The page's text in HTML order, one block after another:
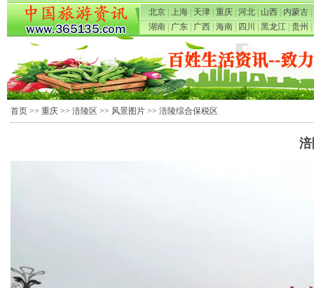
北京 上海 天津 重庆 河北 山西 内蒙古
湖南
广东 广西 海南 四川 黑龙江 贵州
首页 >> 重庆 >> 涪陵区 >> 风景图片 >> 涪陵综合保税区